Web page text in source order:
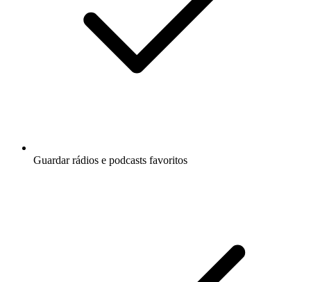
Guardar rádios e podcasts favoritos